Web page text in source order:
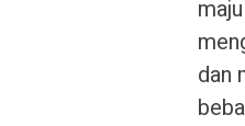
dan